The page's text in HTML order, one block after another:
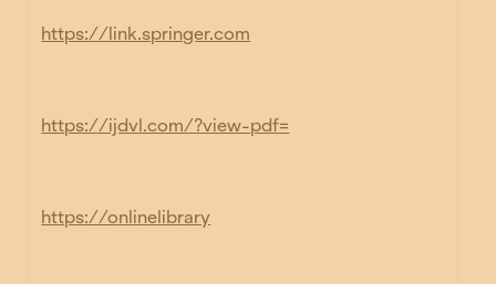
https://link.springer.com
https://ijdvl.com/?view-pdf=
https://onlinelibrary